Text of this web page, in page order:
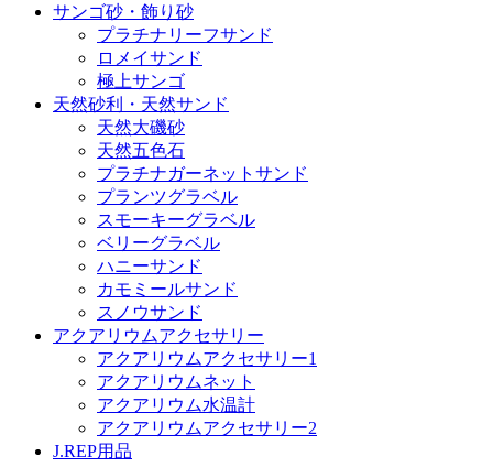
サンゴ砂・飾り砂
プラチナリーフサンド
ロメイサンド
極上サンゴ
天然砂利・天然サンド
天然大磯砂
天然五色石
プラチナガーネットサンド
プランツグラベル
スモーキーグラベル
ベリーグラベル
ハニーサンド
カモミールサンド
スノウサンド
アクアリウムアクセサリー
アクアリウムアクセサリー1
アクアリウムネット
アクアリウム水温計
アクアリウムアクセサリー2
J.REP用品